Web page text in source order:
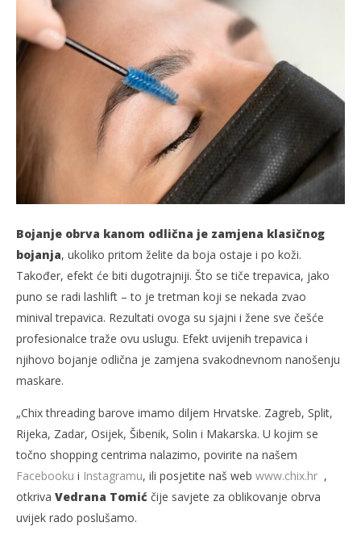
Bojanje obrva kanom odlična je zamjena klasičnog
bojanja, ukoliko pritom želite da boja ostaje i po koži.
Također, efekt će biti dugotrajniji. Što se tiče trepavica, jako
puno se radi lashlift – to je tretman koji se nekada zvao
minival trepavica. Rezultati ovoga su sjajni i žene sve češće
profesionalce traže ovu uslugu. Efekt uvijenih trepavica i
njihovo bojanje odlična je zamjena svakodnevnom nanošenju
maskare.
„Chix threading barove imamo diljem Hrvatske. Zagreb, Split,
Rijeka, Zadar, Osijek, Šibenik, Solin i Makarska. U kojim se
točno shopping centrima nalazimo, povirite na našem
Facebooku i Instagramu, ili posjetite naš web www.chix.hr ,
otkriva Vedrana Tomić čije savjete za oblikovanje obrva
uvijek rado poslušamo.